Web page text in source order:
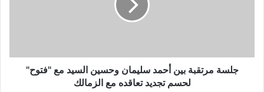
"فتوح"
لحسمجلسة مرتقبة بين أحمد سليمان وحسين السيد مع "فتوح"
لحسم تجديد تعاقده مع الزمالك